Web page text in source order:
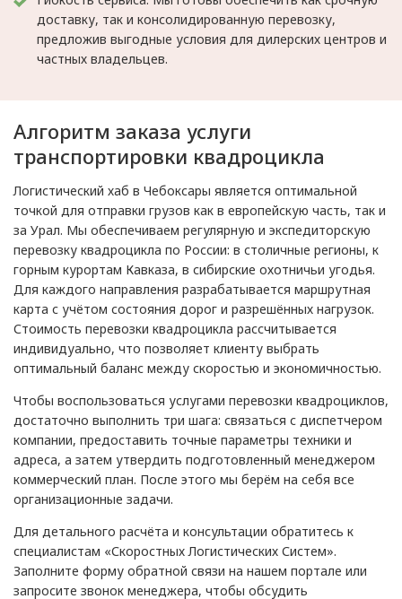
доставку, так и консолидированную перевозку,
предложив выгодные условия для дилерских центров и
частных владельцев.
Алгоритм заказа услуги
транспортировки квадроцикла
Логистический хаб в Чебоксары является оптимальной
точкой для отправки грузов как в европейскую часть, так и
за Урал. Мы обеспечиваем регулярную и экспедиторскую
перевозку квадроцикла по России: в столичные регионы, к
горным курортам Кавказа, в сибирские охотничьи угодья.
Для каждого направления разрабатывается маршрутная
карта с учётом состояния дорог и разрешённых нагрузок.
Стоимость перевозки квадроцикла рассчитывается
индивидуально, что позволяет клиенту выбрать
оптимальный баланс между скоростью и экономичностью.
Чтобы воспользоваться услугами перевозки квадроциклов,
достаточно выполнить три шага: связаться с диспетчером
компании, предоставить точные параметры техники и
адреса, а затем утвердить подготовленный менеджером
коммерческий план. После этого мы берём на себя все
организационные задачи.
Для детального расчёта и консультации обратитесь к
специалистам «Скоростных Логистических Систем».
Заполните форму обратной связи на нашем портале или
запросите звонок менеджера, чтобы обсудить